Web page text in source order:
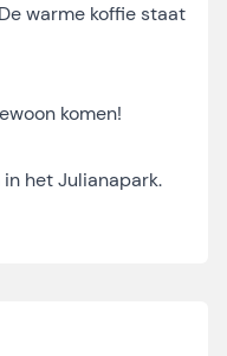
warme koffie staat
komen!
het Julianapark.